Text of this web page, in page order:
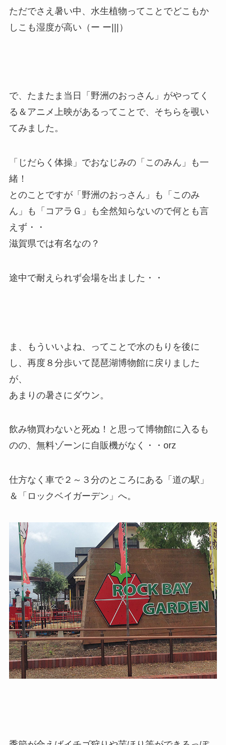
ただでさえ暑い中、水生植物ってことでどこもか
しこも湿度が高い（ー ー|||）
で、たまたま当日「野洲のおっさん」がやってく
る＆アニメ上映があるってことで、そちらを覗い
てみました。
「じだらく体操」でおなじみの「このみん」も一
緒！
とのことですが「野洲のおっさん」も「このみ
ん」も「コアラＧ」も全然知らないので何とも言
えず・・
滋賀県では有名なの？
途中で耐えられず会場を出ました・・
ま、もういいよね、ってことで水のもりを後に
し、再度８分歩いて琵琶湖博物館に戻りました
が、
あまりの暑さにダウン。
飲み物買わないと死ぬ！と思って博物館に入るも
のの、無料ゾーンに自販機がなく・・orz
仕方なく車で２～３分のところにある「道の駅」
＆「ロックベイガーデン」へ。